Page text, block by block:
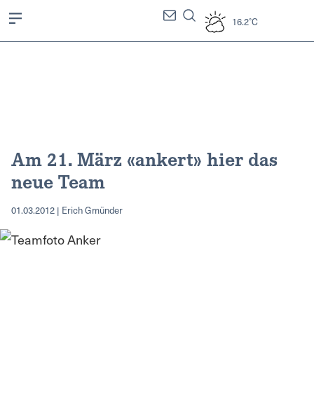
16.2°C
Am 21. März «ankert» hier das
neue Team
01.03.2012 | Erich Gmünder